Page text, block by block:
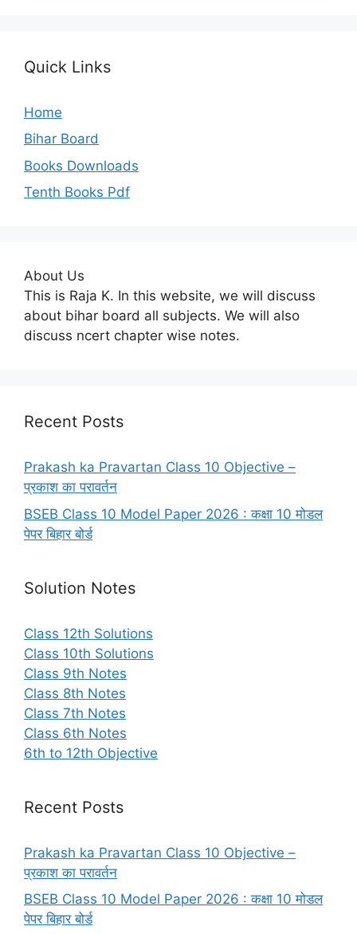
Quick Links
Home
Bihar Board
Books Downloads
Tenth Books Pdf
About Us
This is Raja K. In this website, we will discuss
about bihar board all subjects. We will also
discuss ncert chapter wise notes.
Recent Posts
Prakash ka Pravartan Class 10 Objective –
प्रकाश का परावर्तन
BSEB Class 10 Model Paper 2026 : कक्षा 10 मोडल
पेपर बिहार बोर्ड
Solution Notes
Class 12th Solutions
Class 10th Solutions
Class 9th Notes
Class 8th Notes
Class 7th Notes
Class 6th Notes
6th to 12th Objective
Recent Posts
Prakash ka Pravartan Class 10 Objective –
प्रकाश का परावर्तन
BSEB Class 10 Model Paper 2026 : कक्षा 10 मोडल
पेपर बिहार बोर्ड